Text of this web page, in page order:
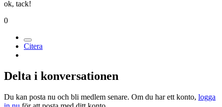
ok, tack!
0
Citera
Delta i konversationen
Du kan posta nu och bli medlem senare. Om du har ett konto, logga